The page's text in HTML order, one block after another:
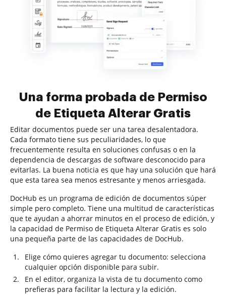
Una forma probada de Permiso
de Etiqueta Alterar Gratis
Editar documentos puede ser una tarea desalentadora.
Cada formato tiene sus peculiaridades, lo que
frecuentemente resulta en soluciones confusas o en la
dependencia de descargas de software desconocido para
evitarlas. La buena noticia es que hay una solución que hará
que esta tarea sea menos estresante y menos arriesgada.
DocHub es un programa de edición de documentos súper
simple pero completo. Tiene una multitud de características
que te ayudan a ahorrar minutos en el proceso de edición, y
la capacidad de Permiso de Etiqueta Alterar Gratis es solo
una pequeña parte de las capacidades de DocHub.
Elige cómo quieres agregar tu documento: selecciona
cualquier opción disponible para subir.
En el editor, organiza la vista de tu documento como
prefieras para facilitar la lectura y la edición.